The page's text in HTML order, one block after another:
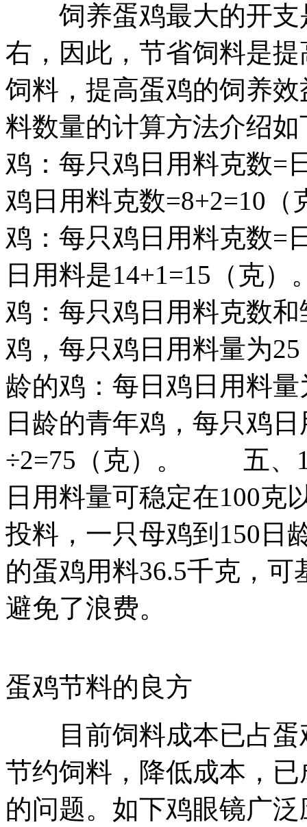
饲养蛋鸡最大的开支
右，因此，节省饲料是
饲料，提高蛋鸡的饲养
料数量的计算方法介
鸡：每只鸡日用料克数=
鸡日用料克数
鸡：每只鸡日用料克数=
日用料是14+1=15（
鸡：每只鸡日用料克数
鸡，每只鸡日用料量
龄的鸡：每日鸡日用料
日龄的青年鸡，每只鸡
÷2=75（克）。 五、
日用料量可稳定在100克
投料，一只母鸡到150日
的蛋鸡用料36.5千克，
避免了浪费。
蛋鸡节料的良方
目前饲料成本已占蛋
节约饲料，降低成本，
的问题。如下鸡眼镜